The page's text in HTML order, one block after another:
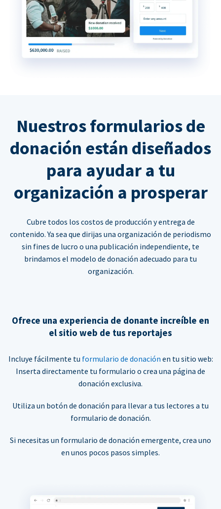
Nuestros formularios de
donación están diseñados
para ayudar a tu
organización a prosperar
Cubre todos los costos de producción y entrega de
contenido. Ya sea que dirijas una organización de periodismo
sin fines de lucro o una publicación independiente, te
brindamos el modelo de donación adecuado para tu
organización.
Ofrece una experiencia de donante increíble en
el sitio web de tus reportajes
Incluye fácilmente tu formulario de donación en tu sitio web:
Inserta directamente tu formulario o crea una página de
donación exclusiva.
Utiliza un botón de donación para llevar a tus lectores a tu
formulario de donación.
Si necesitas un formulario de donación emergente, crea uno
en unos pocos pasos simples.